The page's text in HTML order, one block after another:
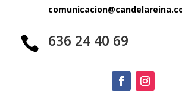
 636 24 40 69